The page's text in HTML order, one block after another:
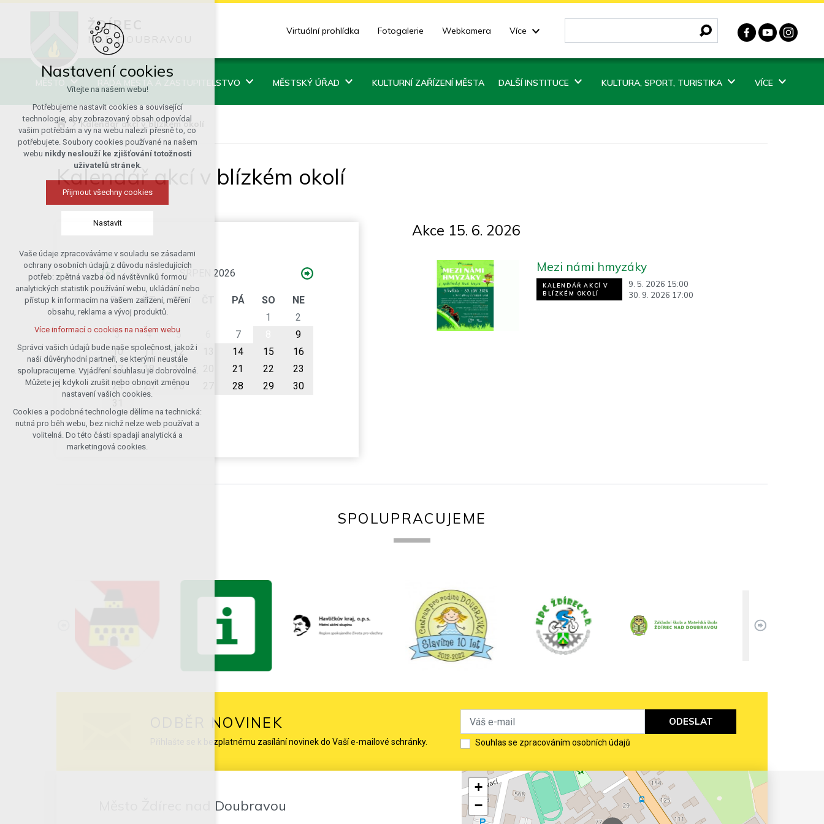
ŽDÍREC
NAD DOUBRAVOU
Virtuální prohlídka Fotogalerie Webkamera Více
RADA MĚSTA A ZASTUPITELSTVO MĚSTSKÝ ÚŘAD KULTURNÍ ZAŘÍZENÍ MĚSTA DALŠÍ INSTITUCE KULTURA, SPORT, TURISTIKA VÍCE
Kalendář akcí v blízkém okolí
Kalendář akcí v blízkém okolí
SRPEN 2026
PO ÚT ST PÁ SO
NE
1
2
3
4 5 7
9
10
11 12 14 15
16
17
18 19 21 22
23
24
25 26 28 29
30
Akce 15. 6. 2026
KALENDÁŘ AKCÍ V
BLÍZKÉM OKOLÍ
9. 5. 2026 15:00
30. 9. 2026 17:00
Mezi námi hmyzáky
SPOLUPRACUJEME
ODBĚR NOVINEK
Přihlašte se k bezplatnému zasílání novinek do Vaší e-mailové schránky. Souhlas se zpracováním osobních údajů
ODESLAT
Město Ždírec nad Doubravou
+
−
Nastavení cookies
Vítejte na našem webu!
Potřebujeme nastavit cookies a související
technologie, aby zobrazovaný obsah odpovídal
vašim potřebám a vy na webu nalezli přesně to, co
potřebujete. Soubory cookies používané na našem
webu nikdy neslouží ke zjišťování totožnosti
uživatelů stránek.
Přijmout všechny cookies
Nastavit
Technická cookies
nutná pro provozování webu
udržení kontextu stránek (session):
případná přihlášení, volby jazyka, apod.
Volitelná cookies
analytická pro anonymizované
vyhodnocení návštěvnosti
marketingová cookies (Google)
Více informací o cookies na našem webu
Přijmout všechny cookies
Odmítnout vše
Vaše údaje zpracováváme v souladu se zásadami
ochrany osobních údajů z důvodu následujících
potřeb: zpětná vazba od návštěvníků formou
analytických statistik používání webu, ukládání nebo
přístup k informacím na vašem zařízení, měření
obsahu, reklama a vývoj produktů.
Více informací o cookies na našem webu
Správci vašich údajů bude naše společnost, jakož i
naši důvěryhodní partneři, se kterými neustále
spolupracujeme. Vyjádření souhlasu je dobrovolné.
Můžete jej kdykoli zrušit nebo obnovit změnou
nastavení vašich cookies.
Cookies a podobné technologie dělíme na technická:
nutná pro běh webu, bez nichž nelze web používat a
volitelná. Do této části spadají analytická a
marketingová cookies.